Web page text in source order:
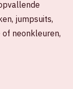
jumpsuits,
neonkleuren,